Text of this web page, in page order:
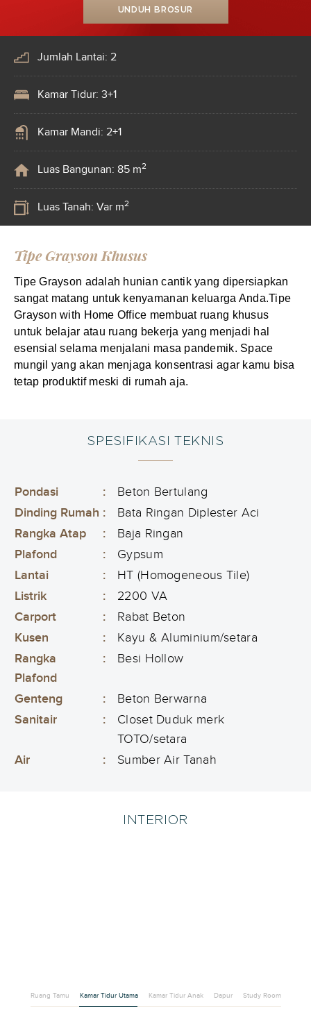
UNDUH BROSUR
Jumlah Lantai: 2
Kamar Tidur: 3+1
Kamar Mandi: 2+1
Luas Bangunan: 85 m2
Luas Tanah: Var m2
Tipe Grayson Khusus
Tipe Grayson adalah hunian cantik yang dipersiapkan
sangat matang untuk kenyamanan keluarga Anda.Tipe
Grayson with Home Office membuat ruang khusus
untuk belajar atau ruang bekerja yang menjadi hal
esensial selama menjalani masa pandemik. Space
mungil yang akan menjaga konsentrasi agar kamu bisa
tetap produktif meski di rumah aja.
SPESIFIKASI TEKNIS
Pondasi :
Beton Bertulang
Dinding Rumah :
Bata Ringan Diplester Aci
Rangka Atap
:
Baja Ringan
Plafond
:
Gypsum
Lantai
:
HT (Homogeneous Tile)
Listrik
:
2200 VA
Carport
:
Rabat Beton
Kusen
:
Kayu & Aluminium/setara
Rangka
Plafond
: Besi Hollow
Genteng :
Beton Berwarna
Sanitair
:
Closet Duduk merk
TOTO/setara
Air
: Sumber Air Tanah
INTERIOR
Ruang Tamu Kamar Tidur Utama Kamar Tidur Anak Dapur Study Room